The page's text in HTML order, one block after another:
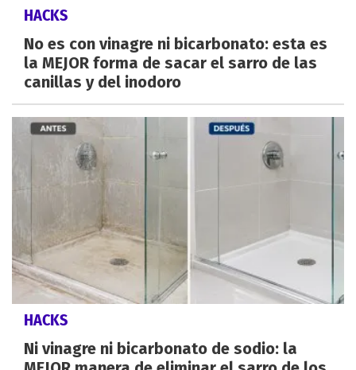
HACKS
No es con vinagre ni bicarbonato: esta es
la MEJOR forma de sacar el sarro de las
canillas y del inodoro
HACKS
Ni vinagre ni bicarbonato de sodio: la